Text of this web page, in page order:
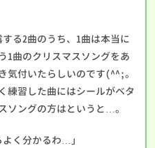
る2曲のうち、1曲は本当に
1曲のクリスマスソングをあ
気付いたらしいのです(^^;。
練習した曲にはシールがベタ
ソングの方はというと…。
く分かるわ…」